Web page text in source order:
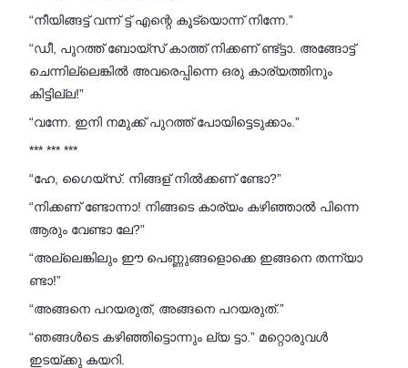
“നീയിങ്ങട്ട് വന്ന് ട്ട് എന്റെ കൂട്യൊന്ന് നിന്നേ.”
“ഡീ, പുറത്ത് ബോയ്സ് കാത്ത് നിക്കണ് ണ്ട്ട്ടാ. അങ്ങോട്ട്
ചെന്നില്ലെങ്കിൽ അവരെപ്പിന്നെ ഒരു കാര്യത്തിനും
കിട്ടില്ല!”
“വന്നേ. ഇനി നമുക്ക് പുറത്ത് പോയിട്ടെടുക്കാം.”
*** *** ***
“ഹേ, ഗൈയ്സ്. നിങ്ങള് നിൽക്കണ് ണ്ടോ?”
“നിക്കണ് ണ്ടോന്നാ! നിങ്ങടെ കാര്യം കഴിഞ്ഞാൽ പിന്നെ
ആരും വേണ്ടാ ലേ?”
“അല്ലെങ്കിലും ഈ പെണ്ണുങ്ങളൊക്കെ ഇങ്ങനെ തന്ന്യാ
ണ്ടാ!”
“അങ്ങനെ പറയരുത്, അങ്ങനെ പറയരുത്.”
“ഞങ്ങൾടെ കഴിഞ്ഞിട്ടൊന്നും ല്യ ട്ടാ.” മറ്റൊരുവൾ
ഇടയ്ക്കു കയറി.